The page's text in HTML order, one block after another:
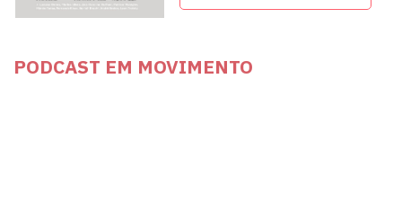
PODCAST EM MOVIMENTO